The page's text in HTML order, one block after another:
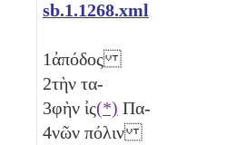
sb.1.1268.xml
1ἀπόδος
2τὴν τα-
3φὴν ἰς(*) Πα-
4νῶν πόλιν